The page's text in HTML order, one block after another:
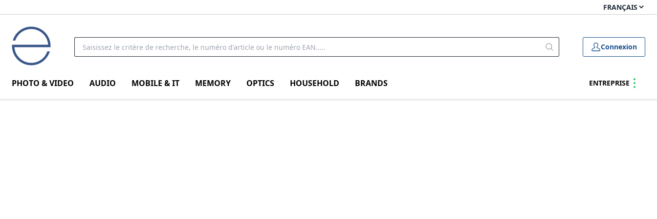
Connexion
PHOTO & VIDEO AUDIO MOBILE & IT MEMORY OPTICS HOUSEHOLD BRANDS ENTREPRISE